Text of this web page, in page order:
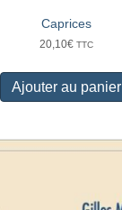
Caprices
20,10€ TTC
Ajouter au panier